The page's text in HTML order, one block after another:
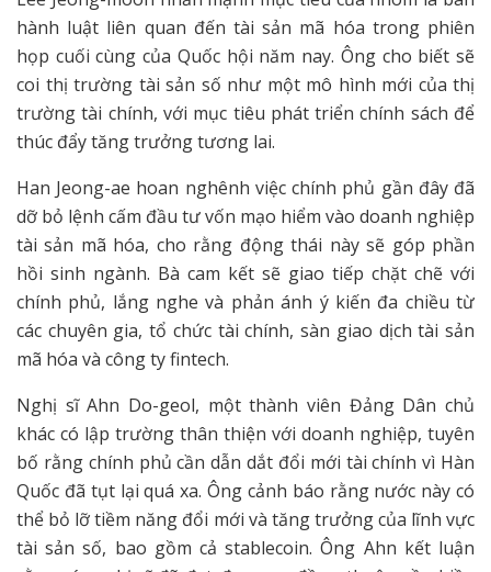
hành luật liên quan đến tài sản mã hóa trong phiên
họp cuối cùng của Quốc hội năm nay. Ông cho biết sẽ
coi thị trường tài sản số như một mô hình mới của thị
trường tài chính, với mục tiêu phát triển chính sách để
thúc đẩy tăng trưởng tương lai.
Han Jeong-ae hoan nghênh việc chính phủ gần đây đã
dỡ bỏ lệnh cấm đầu tư vốn mạo hiểm vào doanh nghiệp
tài sản mã hóa, cho rằng động thái này sẽ góp phần
hồi sinh ngành. Bà cam kết sẽ giao tiếp chặt chẽ với
chính phủ, lắng nghe và phản ánh ý kiến đa chiều từ
các chuyên gia, tổ chức tài chính, sàn giao dịch tài sản
mã hóa và công ty fintech.
Nghị sĩ Ahn Do-geol, một thành viên Đảng Dân chủ
khác có lập trường thân thiện với doanh nghiệp, tuyên
bố rằng chính phủ cần dẫn dắt đổi mới tài chính vì Hàn
Quốc đã tụt lại quá xa. Ông cảnh báo rằng nước này có
thể bỏ lỡ tiềm năng đổi mới và tăng trưởng của lĩnh vực
tài sản số, bao gồm cả stablecoin. Ông Ahn kết luận